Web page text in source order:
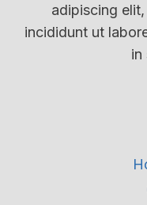
adipiscing
incididunt ut
in